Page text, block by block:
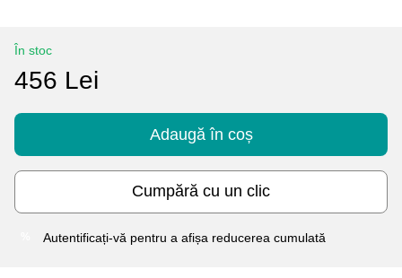
În stoc
456 Lei
Adaugă în coș
Cumpără cu un clic
Autentificați-vă pentru a afișa reducerea cumulată